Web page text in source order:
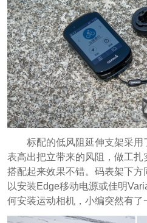
标配的低风阻延伸支架采
表高出把立带来的风阻，做工
搭配起来效果不错。码表架下
以安装Edge移动电源或佳明
何安装运动相机，小编突然有了